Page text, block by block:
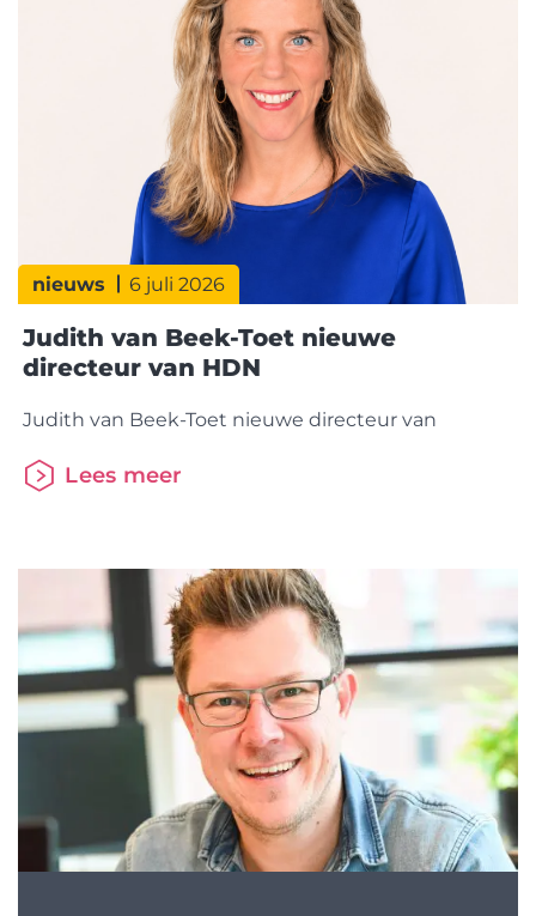
echter onder druk staan. Dat is vooral zichtbaar
bij Solo Kopers, die een recordbedrag aan eigen
geld inbrengen om een woning
nieuws 6 juli 2026
Judith van Beek-Toet nieuwe
directeur van HDN
Judith van Beek-Toet nieuwe directeur van
Lees meer